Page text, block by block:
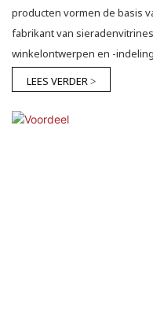
producten vormen de basis
fabrikant van
winkelontwerpen en -
LEES VERDER >